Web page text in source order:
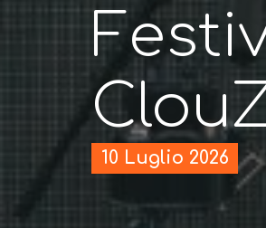
10 Luglio 2026